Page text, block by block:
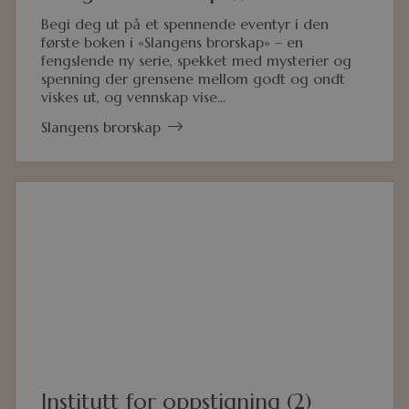
Begi deg ut på et spennende eventyr i den
første boken i «Slangens brorskap» – en
fengslende ny serie, spekket med mysterier og
spenning der grensene mellom godt og ondt
viskes ut, og vennskap vise...
Slangens brorskap
Institutt for oppstigning (2)